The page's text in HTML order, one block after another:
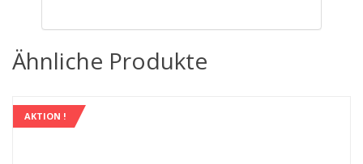
Ähnliche Produkte
AKTION !